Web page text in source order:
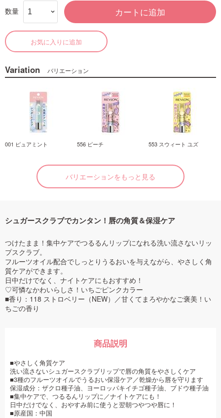
数量 カートに追加
お気に入りに追加
Variation バリエーション
001 ピュアミント 556 ピーチ 553 スウィート ユズ
バリエーションをもっと見る
シュガースクラブでカンタン！唇の角質＆保湿ケア
つけたまま！集中ケアでつるるんリップになれる洗い流さないリッ
プスクラブ。
フルーツオイル配合でしっとりうるおいを与えながら、やさしく角
質ケアができます。
日中だけでなく、ナイトケアにもおすすめ！
♡可憐なかわいらしさ！いちごピンクカラー
■香り：118 ストロベリー（NEW）／甘くてまろやかなご褒美！い
ちごの香り
商品説明
■やさしく角質ケア
洗い流さないシュガースクラブリップで唇の角質をやさしくケア
■3種のフルーツオイルでうるおい保湿ケア／乾燥から唇を守ります
保湿成分：ザクロ種子油、ヨーロッパキイチゴ種子油、ブドウ種子油
■集中ケアで、つるるんリップに／ナイトケアにも！
日中だけでなく、おやすみ前に使うと翌朝つやつや唇に！
■原産国：中国